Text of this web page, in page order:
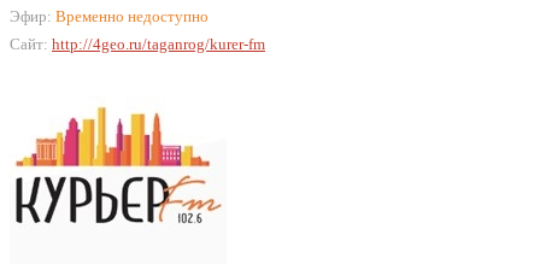
Эфир: Временно недоступно
Сайт: http://4geo.ru/taganrog/kurer-fm